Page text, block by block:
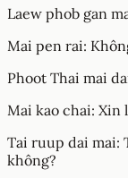
Laew phob gan
Mai pen rai:
Phoot Thai mai
Mai kao chai: Xin
Tai ruup dai mai:
không?